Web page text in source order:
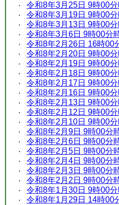
令和8年3月25日 9時00
令和8年3月19日 9時00
令和8年3月13日 9時00
令和8年3月6日 9時00分
令和8年2月26日 16時00
令和8年2月20日 9時00
令和8年2月19日 9時00
令和8年2月18日 9時00
令和8年2月17日 9時00
令和8年2月16日 9時00
令和8年2月13日 9時00
令和8年2月12日 9時00
令和8年2月10日 9時00
令和8年2月9日 9時00分
令和8年2月6日 9時00分
令和8年2月5日 9時00分
令和8年2月4日 9時00分
令和8年2月3日 9時00分
令和8年2月2日 9時00分
令和8年1月30日 9時00
令和8年1月29日 14時00